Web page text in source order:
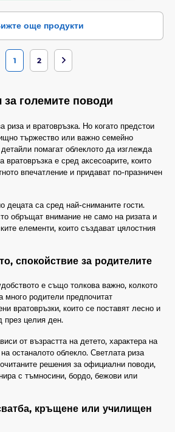
още продукти
1 2
за големите поводи
риза и вратовръзка. Но когато предстои
тържество или важно семейно
помагат облеклото да изглежда
вратовръзка е сред аксесоарите, които
впечатление и придават по-празничен
децата са сред най-сниманите гости.
обръщат внимание не само на ризата и
елементи, които създават цялостния
спокойствие за родителите
е също толкова важно, колкото
много родители предпочитат
вратовръзки, които се поставят лесно и
през целия ден.
от възрастта на детето, характера на
останалото облекло. Светлата риза
решения за официални поводи,
с тъмносини, бордо, бежови или
кръщене или училищен